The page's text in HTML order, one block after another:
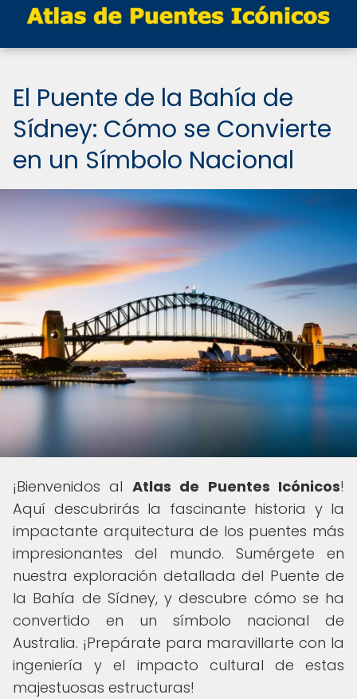
El Puente de la Bahía de
Sídney: Cómo se Convierte
en un Símbolo Nacional
¡Bienvenidos al Atlas de Puentes Icónicos!
Aquí descubrirás la fascinante historia y la
impactante arquitectura de los puentes más
impresionantes del mundo. Sumérgete en
nuestra exploración detallada del Puente de
la Bahía de Sídney, y descubre cómo se ha
convertido en un símbolo nacional de
Australia. ¡Prepárate para maravillarte con la
ingeniería y el impacto cultural de estas
majestuosas estructuras!